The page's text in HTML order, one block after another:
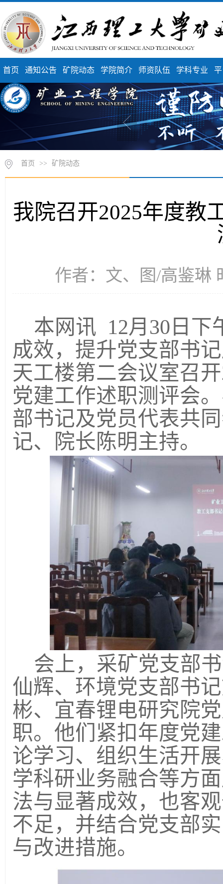
首页 通知公告 矿院动态 学院简介 师资队伍 学科专业
首页 >> 矿院动态
我院召开2025年度教
作者：文、图/高鉴琳
本网讯 12月 30 日下
成效，提升党支部书
天工楼第二会议室召开
党建工作述职测评会
部书记及党员代表共
记、院长陈明主持。
会上，采矿党支部
仙辉、环境党支部书
彬、宜春锂电研究院
职。他们紧扣年度党
论学习、组织生活开
学科研业务融合等方
法与显著成效，也客
不足，并结合党支部
与改进措施。